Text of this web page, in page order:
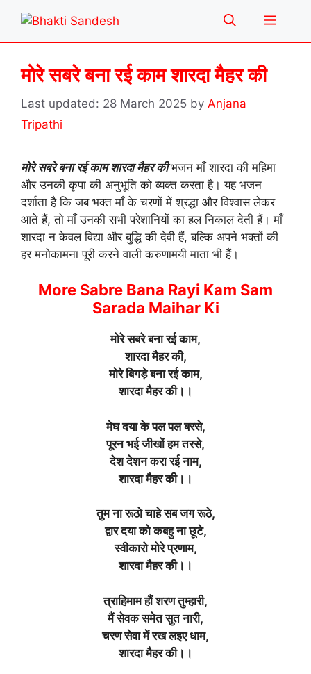
content
Menu
मोरे सबरे बना रई काम शारदा मैहर की
28 March 2025 by Anjana
Tripathi
मोरे सबरे बना रई काम शारदा मैहर कीभजन माँ शारदा की महिमा
और उनकी कृपा की अनुभूति को व्यक्त करता है। यह भजन
दर्शाता है कि जब भक्त माँ के चरणों में श्रद्धा और विश्वास लेकर
आते हैं, तो माँ उनकी सभी परेशानियों का हल निकाल देती हैं। माँ
शारदा न केवल विद्या और बुद्धि की देवी हैं, बल्कि अपने भक्तों की
हर मनोकामना पूरी करने वाली करुणामयी माता भी हैं।
More Sabre Bana Rayi Kam Sam
Sarada Maihar Ki
मोरे सबरे बना रई काम,
शारदा मैहर की,
मोरे बिगड़े बना रई काम,
शारदा मैहर की।।
मेघ दया के पल पल बरसे,
पूरन भई जीखों हम तरसे,
देश देशन करा रई नाम,
शारदा मैहर की।।
तुम ना रूठो चाहे सब जग रूठे,
द्वार दया को कबहु ना छूटे,
स्वीकारो मोरे प्रणाम,
शारदा मैहर की।।
त्राहिमाम हौं शरण तुम्हारी,
मैं सेवक समेत सुत नारी,
चरण सेवा में रख लइए धाम,
शारदा मैहर की।।